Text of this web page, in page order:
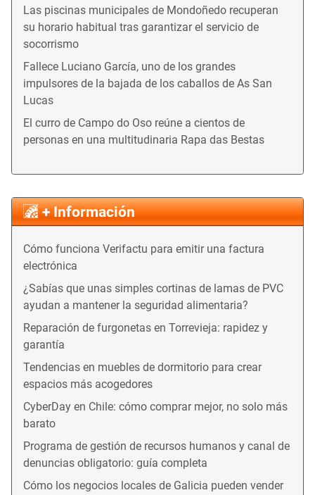
Las piscinas municipales de Mondoñedo recuperan
su horario habitual tras garantizar el servicio de
socorrismo
Fallece Luciano García, uno de los grandes
impulsores de la bajada de los caballos de As San
Lucas
El curro de Campo do Oso reúne a cientos de
personas en una multitudinaria Rapa das Bestas
+ Información
Cómo funciona Verifactu para emitir una factura
electrónica
¿Sabías que unas simples cortinas de lamas de PVC
ayudan a mantener la seguridad alimentaria?
Reparación de furgonetas en Torrevieja: rapidez y
garantía
Tendencias en muebles de dormitorio para crear
espacios más acogedores
CyberDay en Chile: cómo comprar mejor, no solo más
barato
Programa de gestión de recursos humanos y canal de
denuncias obligatorio: guía completa
Cómo los negocios locales de Galicia pueden vender